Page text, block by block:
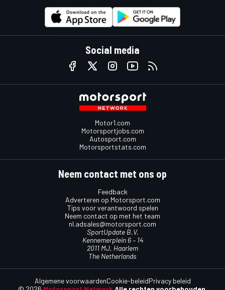
Social media
Motor1.com
Motorsportjobs.com
Autosport.com
Motorsportstats.com
Neem contact met ons op
Feedback
Adverteren op Motorsport.com
Tips voor verantwoord spelen
Neem contact op met het team
nl.adsales@motorsport.com
SportUpdate B.V.
Kennemerplein 6 – 14
2011 MJ, Haarlem
The Netherlands
Algemene voorwaardenCookie-beleidPrivacy beleid